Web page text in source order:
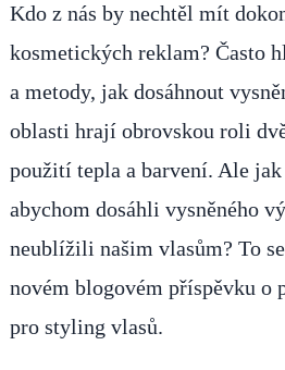
Kdo z nás by nechtěl mít
kosmetických reklam? Často
a metody, jak dosáhnout
oblasti hrají obrovskou roli
použití tepla a barvení. Ale
abychom dosáhli vysněného
neublížili našim vlasům? To
novém blogovém příspěvku o
pro styling vlasů.